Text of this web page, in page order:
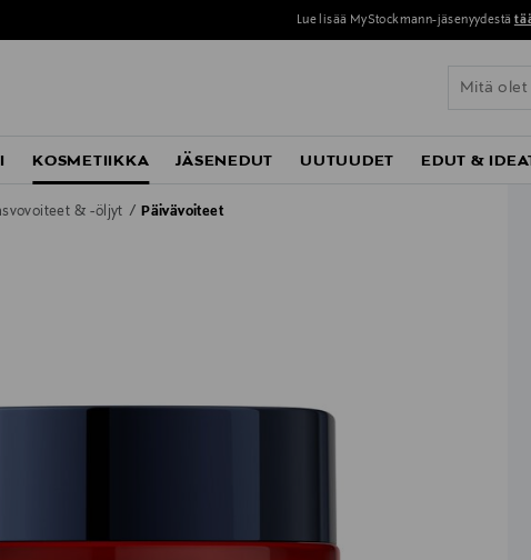
Lue lisää MyStockmann-jäsenyydestä
KOSMETIIKKA JÄSENEDUT UUTUUDET EDUT &
& -öljyt Päivävoiteet